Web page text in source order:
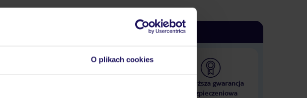
O plikach cookies
Najwyższa gwarancja
ubezpieczeniowa